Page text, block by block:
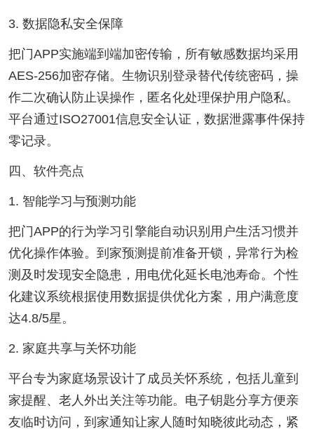
3. 数据隐私安全保障
把门APP实施端到端加密传输，所有敏感数据均采用
AES-256加密存储。生物识别登录替代传统密码，操
作二次确认防止误操作，匿名化处理保护用户隐私。
平台通过ISO27001信息安全认证，数据泄露事件保持
零记录。
四、软件亮点
1. 智能学习与预测功能
把门APP的行为学习引擎能自动识别用户生活习惯并
优化操作体验。到家预测提前准备开锁，异常行为检
测及时发现安全隐患，用电优化延长电池寿命。个性
化建议系统根据使用数据提供优化方案，用户满意度
达4.8/5星。
2. 家庭共享与关怀功能
平台专为家庭场景设计了成员关怀系统，包括儿童到
家提醒、老人外出关注等功能。电子钥匙分享方便亲
友临时访问，到家通知让家人随时知晓彼此动态，紧